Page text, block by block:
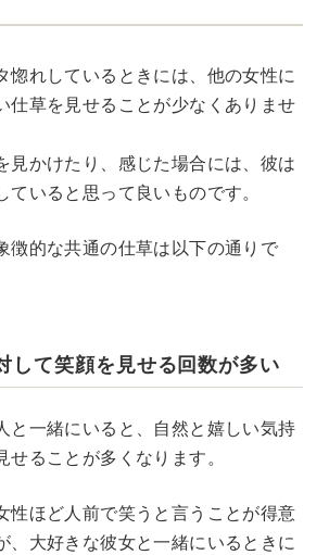
惚れしているときには、他の女性に
仕草を見せることが少なくありませ
見かけたり、感じた場合には、彼は
ていると思って良いものです。
徴的な共通の仕草は以下の通りで
して笑顔を見せる回数が多い
と一緒にいると、自然と嬉しい気持
ることが多くなります。
性ほど人前で笑うと言うことが得意
、大好きな彼女と一緒にいるときに